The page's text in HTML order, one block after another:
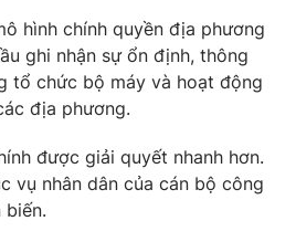
hình chính quyền địa phương
ghi nhận sự ổn định, thông
tổ chức bộ máy và hoạt động
địa phương.
được giải quyết nhanh hơn.
vụ nhân dân của cán bộ công
biến.